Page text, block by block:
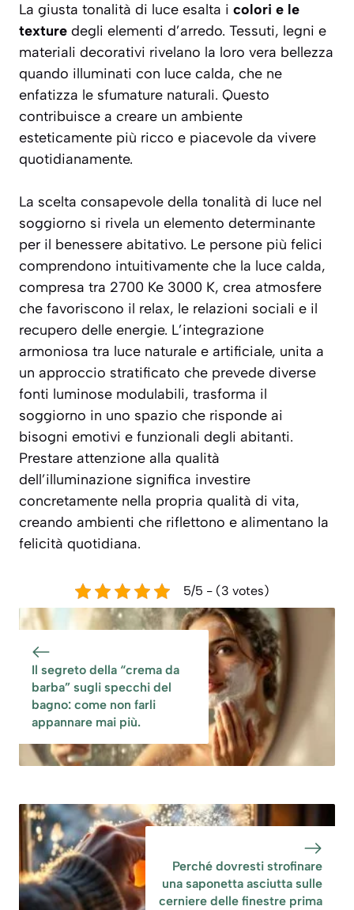
La giusta tonalità di luce esalta i colori e le
texture degli elementi d’arredo. Tessuti, legni e
materiali decorativi rivelano la loro vera bellezza
quando illuminati con luce calda, che ne
enfatizza le sfumature naturali. Questo
contribuisce a creare un ambiente
esteticamente più ricco e piacevole da vivere
quotidianamente.
La scelta consapevole della tonalità di luce nel
soggiorno si rivela un elemento determinante
per il benessere abitativo. Le persone più felici
comprendono intuitivamente che la luce calda,
compresa tra 2700 Ke 3000 K, crea atmosfere
che favoriscono il relax, le relazioni sociali e il
recupero delle energie. L’integrazione
armoniosa tra luce naturale e artificiale, unita a
un approccio stratificato che prevede diverse
fonti luminose modulabili, trasforma il
soggiorno in uno spazio che risponde ai
bisogni emotivi e funzionali degli abitanti.
Prestare attenzione alla qualità
dell’illuminazione significa investire
concretamente nella propria qualità di vita,
creando ambienti che riflettono e alimentano la
felicità quotidiana.
5/5 - (3 votes)
Il segreto della “crema da
barba” sugli specchi del
bagno: come non farli
appannare mai più.
Perché dovresti strofinare
una saponetta asciutta sulle
cerniere delle finestre prima